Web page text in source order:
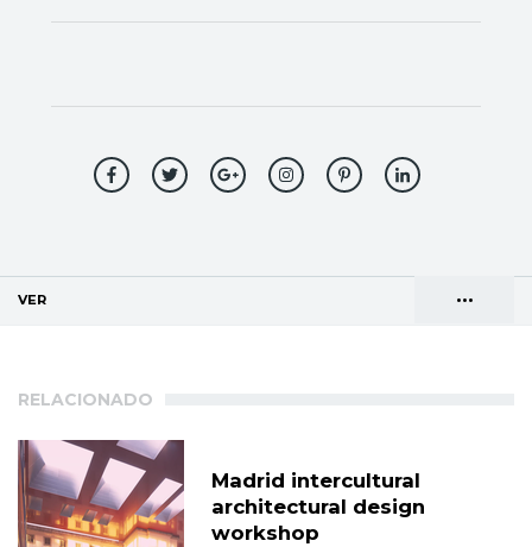
•••
VER
RELACIONADO
Madrid intercultural
architectural design
workshop